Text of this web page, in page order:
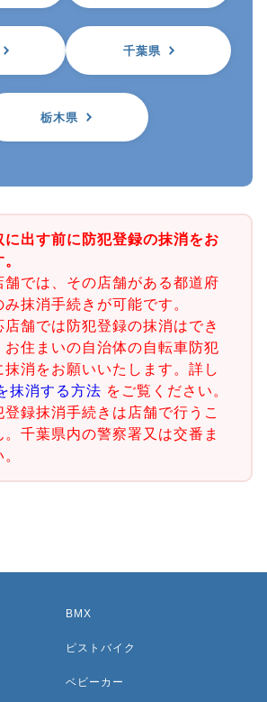
千葉県
栃木県
出す前に防犯登録の抹消をお
では、その店舗がある都道府
抹消手続きが可能です。
舗では防犯登録の抹消はでき
お住まいの自治体の自転車防犯
消をお願いいたします。詳し
抹消する方法 をご覧ください。
録抹消手続きは店舗で行うこ
。千葉県内の警察署又は交番ま
BMX
ピストバイク
ベビーカー